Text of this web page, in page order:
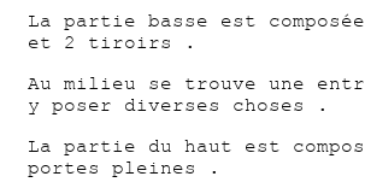
La partie basse est
et 2 tiroirs .
Au milieu se trouve une
y poser diverses choses .
La partie du haut est
portes pleines .